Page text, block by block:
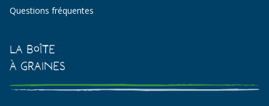
Questions fréquentes
La Boîte
à Graines